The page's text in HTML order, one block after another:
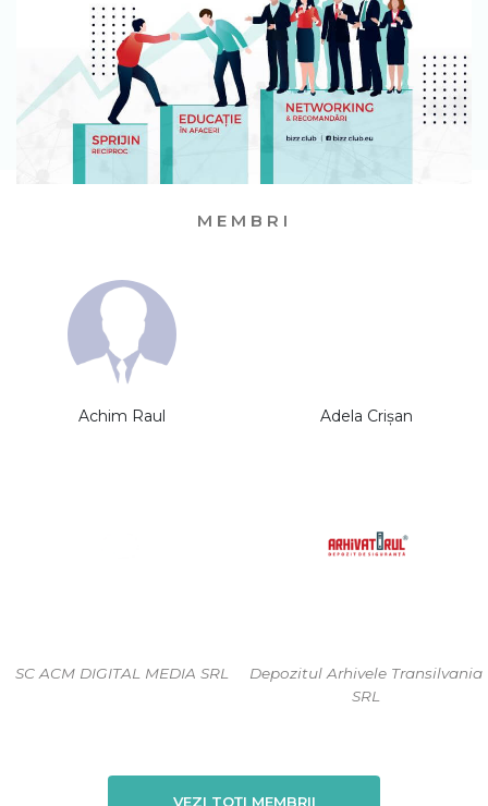
MEMBRI
Achim Raul
SC ACM DIGITAL MEDIA SRL
Adela Crișan
Depozitul Arhivele Transilvania
SRL
VEZI TOȚI MEMBRII